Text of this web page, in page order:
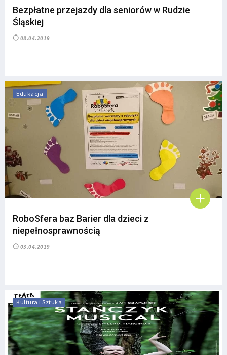
Bezpłatne przejazdy dla seniorów w Rudzie
Śląskiej
08.04.2019
Edukacja
RoboSfera baz Barier dla dzieci z
niepełnosprawnością
03.04.2019
Kultura i Sztuka